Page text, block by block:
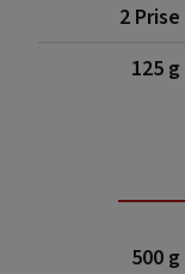
2 Prise
125 g
500 g